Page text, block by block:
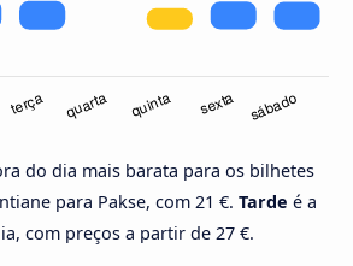
do dia mais barata para os bilhetes
para Pakse, com 21 €. Tarde é a
com preços a partir de 27 €.